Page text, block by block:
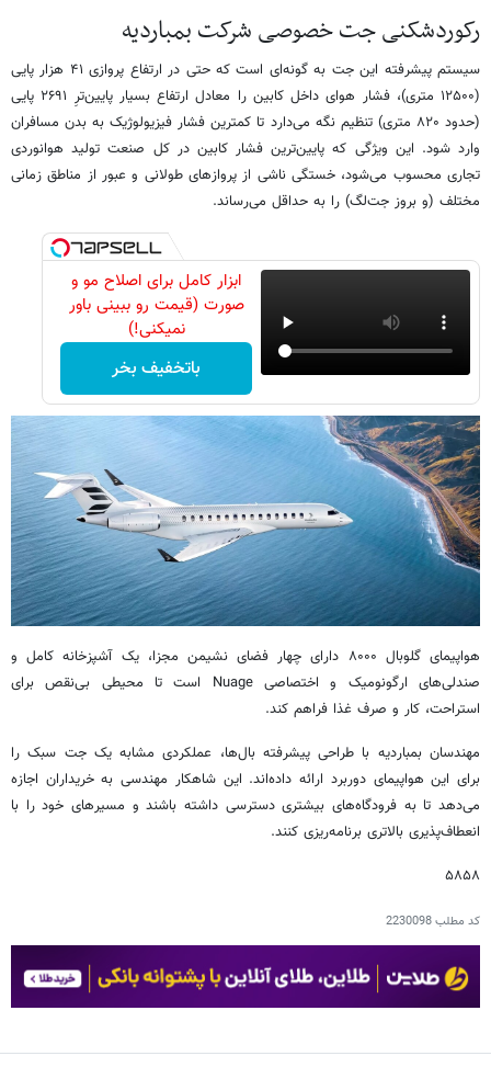
رکوردشکنی جت خصوصی شرکت بمباردیه
سیستم پیشرفته این جت به گونه‌ای است که حتی در ارتفاع پروازی ۴۱ هزار پایی
(۱۲۵۰۰ متری)، فشار هوای داخل کابین را معادل ارتفاع بسیار پایین‌ترِ ۲۶۹۱ پایی
(حدود ۸۲۰ متری) تنظیم نگه می‌دارد تا کمترین فشار فیزیولوژیک به بدن مسافران
وارد شود. این ویژگی که پایین‌ترین فشار کابین در کل صنعت تولید هوانوردی
تجاری محسوب می‌شود، خستگی ناشی از پروازهای طولانی و عبور از مناطق زمانی
مختلف (و بروز جت‌لگ) را به حداقل می‌رساند.
ابزار کامل برای اصلاح مو و
صورت (قیمت رو ببینی باور
نمیکنی!)
باتخفیف بخر
هواپیمای گلوبال ۸۰۰۰ دارای چهار فضای نشیمن مجزا، یک آشپزخانه کامل و
صندلی‌های ارگونومیک و اختصاصی Nuage است تا محیطی بی‌نقص برای
استراحت، کار و صرف غذا فراهم کند.
مهندسان بمباردیه با طراحی پیشرفته بال‌ها، عملکردی مشابه یک جت سبک را
برای این هواپیمای ‌دوربرد ارائه داده‌اند. این شاهکار مهندسی به خریداران اجازه
می‌دهد تا به فرودگاه‌های بیشتری دسترسی داشته باشند و مسیرهای خود را با
انعطاف‌پذیری بالاتری برنامه‌ریزی کنند.
۵۸۵۸
کد مطلب2230098